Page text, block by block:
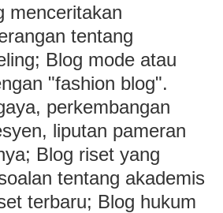
menceritakan
tentang
Blog mode atau
"fashion blog".
perkembangan
liputan pameran
Blog riset yang
tentang akademis
terbaru; Blog hukum